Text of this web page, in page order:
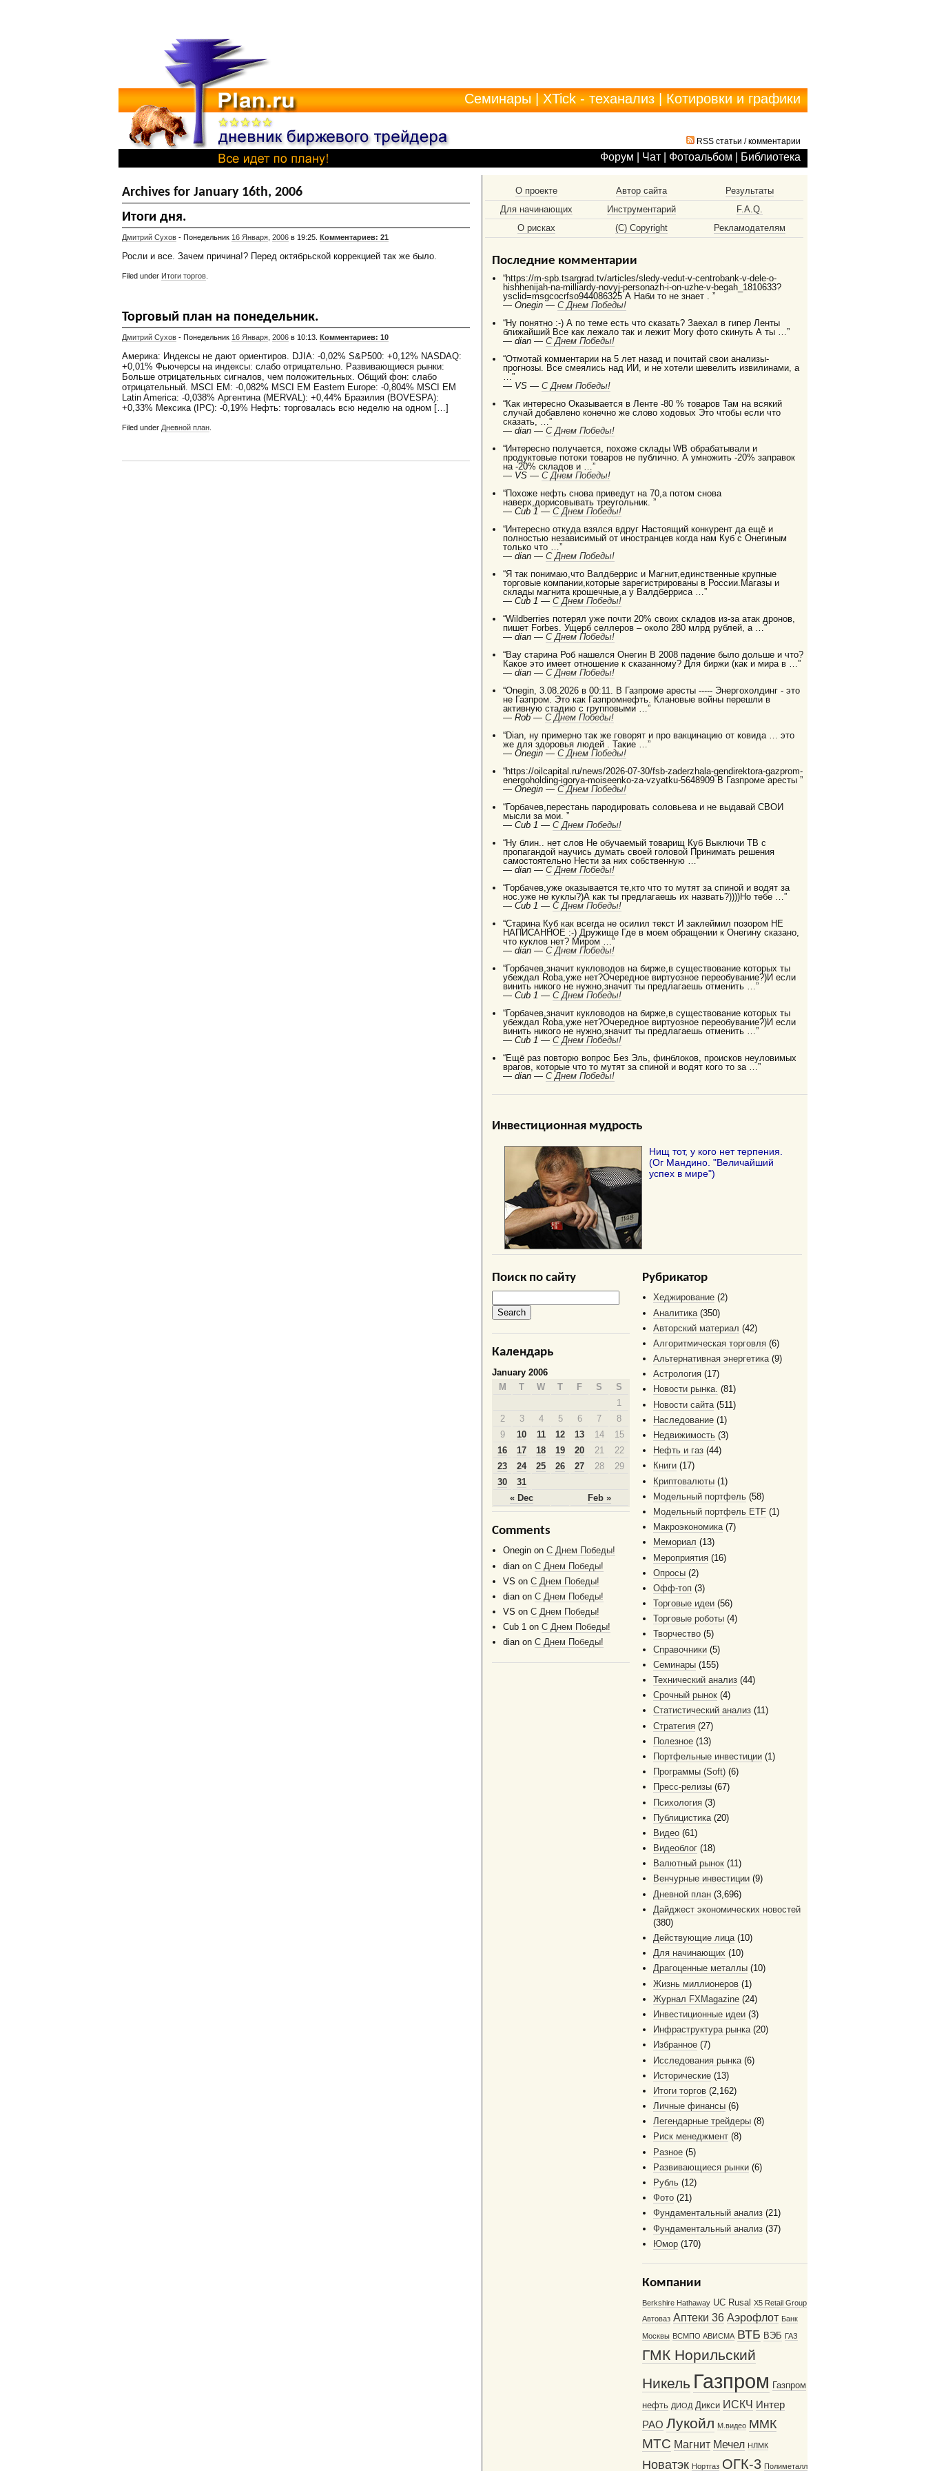
Семинары XTick - теханализ Котировки и графики
RSS статьи /комментарии
Форум Чат Фотоальбом Библиотека
Archives for January 16th, 2006
Итоги дня.
Дмитрий Сухов - Понедельник 16 Января 2006 в 19:25. Комментариев: 21
Росли и все. Зачем причина!? Перед октябрьской коррекцией так же было.
Filed under Итоги торгов
Торговый план на понедельник.
Дмитрий Сухов - Понедельник 16 Января 2006 в 10:13. Комментариев: 10
Америка: Индексы не дают ориентиров. DJIA: -0,02% S&P500: +0,12% NASDAQ:
+0,01% Фьючерсы на индексы: слабо отрицательно. Развивающиеся рынки:
Больше отрицательных сигналов, чем положительных. Общий фон: слабо
отрицательный. MSCI EM: -0,082% MSCI EM Eastern Europe: -0,804% MSCI EM
Latin America: -0,038% Аргентина (MERVAL): +0,44% Бразилия (BOVESPA):
+0,33% Мексика (IPC): -0,19% Нефть: торговалась всю неделю на одном […]
Filed under Дневной план
О проекте Автор сайта
Результаты
Для начинающих
Инструментарий
F.A.Q.
О рисках
(С) Copyright Рекламодателям
Последние комментарии
“https://m-spb.tsargrad.tv/articles/sledy-vedut-v-centrobank-v-dele-o-
hishhenijah-na-milliardy-novyj-personazh-i-on-uzhe-v-begah_1810633?
ysclid=msgcocrfso944086325 А Наби то не знает . ”
—Onegin —C Днем Победы!
“Ну понятно :-) А по теме есть что сказать? Заехал в гипер Ленты
ближайший Все как лежало так и лежит Могу фото скинуть А ты …”
—dian —C Днем Победы!
“Отмотай комментарии на 5 лет назад и почитай свои анализы-
прогнозы. Все смеялись над ИИ, и не хотели шевелить извилинами, а
…”
— VS —C Днем Победы!
“Как интересно Оказывается в Ленте -80 % товаров Там на всякий
случай добавлено конечно же слово ходовых Это чтобы если что
сказать, …”
—dian —C Днем Победы!
“Интересно получается, похоже склады WB обрабатывали и
продуктовые потоки товаров не публично. А умножить -20% заправок
на -20% складов и …”
— VS —C Днем Победы!
“Похоже нефть снова приведут на 70,а потом снова
наверх,дорисовывать треугольник. ”
—Cub 1 —C Днем Победы!
“Интересно откуда взялся вдруг Настоящий конкурент да ещё и
полностью независимый от иностранцев когда нам Куб с Онегиным
только что …”
—dian —C Днем Победы!
“Я так понимаю,что Валдберрис и Магнит,единственные крупные
торговые компании,которые зарегистрированы в России.Магазы и
склады магнита крошечные,а у Валдберриса …”
—Cub 1 —C Днем Победы!
“Wildberries потерял уже почти 20% своих складов из-за атак дронов,
пишет Forbes. Ущерб селлеров – около 280 млрд рублей, а …”
—dian —C Днем Победы!
“Вау старина Роб нашелся Онегин В 2008 падение было дольше и что?
Какое это имеет отношение к сказанному? Для биржи (как и мира в …”
—dian —C Днем Победы!
“Onegin, 3.08.2026 в 00:11. В Газпроме аресты ----- Энергохолдинг - это
не Газпром. Это как Газпромнефть. Клановые войны перешли в
активную стадию с групповыми …”
—Rob —C Днем Победы!
“Dian, ну примерно так же говорят и про вакцинацию от ковида … это
же для здоровья людей . Такие …”
—Onegin —C Днем Победы!
“https://oilcapital.ru/news/2026-07-30/fsb-zaderzhala-gendirektora-gazprom-
energoholding-igorya-moiseenko-za-vzyatku-5648909 В Газпроме аресты ”
—Onegin —C Днем Победы!
“Горбачев,перестань пародировать соловьева и не выдавай СВОИ
мысли за мои. ”
—Cub 1 —C Днем Победы!
“Ну блин.. нет слов Не обучаемый товарищ Куб Выключи ТВ с
пропагандой научись думать своей головой Принимать решения
самостоятельно Нести за них собственную …”
—dian —C Днем Победы!
“Горбачев,уже оказывается те,кто что то мутят за спиной и водят за
нос.уже не куклы?)А как ты предлагаешь их назвать?))))Но тебе …”
—Cub 1 —C Днем Победы!
“Старина Куб как всегда не осилил текст И заклеймил позором НЕ
НАПИСАННОЕ :-) Дружище Где в моем обращении к Онегину сказано,
что куклов нет? Миром …”
—dian —C Днем Победы!
“Горбачев,значит кукловодов на бирже,в существование которых ты
убеждал Robа,уже нет?Очередное виртуозное переобувание?)И если
винить никого не нужно,значит ты предлагаешь отменить …”
—Cub 1 —C Днем Победы!
“Горбачев,значит кукловодов на бирже,в существование которых ты
убеждал Robа,уже нет?Очередное виртуозное переобувание?)И если
винить никого не нужно,значит ты предлагаешь отменить …”
—Cub 1 —C Днем Победы!
“Ещё раз повторю вопрос Без Эль, финблоков, происков неуловимых
врагов, которые что то мутят за спиной и водят кого то за …”
—dian —C Днем Победы!
Инвестиционная мудрость
Нищ тот, у кого нет терпения.
(Ог Мандино. "Величайший
успех в мире")
Поиск по сайту
Календарь
January 2006
M
T W T F S S
« Dec Feb »
1
2
3 4 5 6 7
8
9
10 11 12 13 14
15
16
17 18 19 20 21
22
23
24 25 26 27 28
29
30
31
Comments
Onegin on C Днем Победы!
dian on C Днем Победы!
VS on C Днем Победы!
dian on C Днем Победы!
VS on C Днем Победы!
Cub 1 on C Днем Победы!
dian on C Днем Победы!
Рубрикатор
Хеджирование (2)
Аналитика (350)
Авторский материал (42)
Алгоритмическая торговля (6)
Альтернативная энергетика(9)
Астрология (17)
Новости рынка. (81)
Новости сайта (511)
Наследование (1)
Недвижимость (3)
Нефть и газ (44)
Книги (17)
Криптовалюты (1)
Модельный портфель (58)
Модельный портфель ETF (1)
Макроэкономика(7)
Мемориал (13)
Мероприятия (16)
Опросы (2)
Офф-топ (3)
Торговые идеи (56)
Торговые роботы (4)
Творчество (5)
Справочники (5)
Семинары (155)
Технический анализ (44)
Срочный рынок (4)
Статистический анализ (11)
Стратегия (27)
Полезное (13)
Портфельные инвестиции (1)
Программы (Soft) (6)
Пресс-релизы (67)
Психология (3)
Публицистика (20)
Видео (61)
Видеоблог (18)
Валютный рынок (11)
Венчурные инвестиции (9)
Дневной план (3,696)
Дайджест экономических новостей
(380)
Действующие лица(10)
Для начинающих (10)
Драгоценные металлы (10)
Жизнь миллионеров (1)
Журнал FXMagazine (24)
Инвестиционные идеи (3)
Инфраструктура рынка(20)
Избранное (7)
Исследования рынка (6)
Исторические (13)
Итоги торгов (2,162)
Личные финансы (6)
Легендарные трейдеры (8)
Риск менеджмент (8)
Разное (5)
Развивающиеся рынки (6)
Рубль (12)
Фото (21)
Фундаментальный анализ (21)
Фундаментальный анализ (37)
Юмор (170)
Компании
Berkshire Hathaway UC Rusal X5 Retail Group
Автоваз Аптеки 36 Аэрофлот Банк
Москвы ВСМПО АВИСМА ВТБ ВЭБ ГАЗ
ГМК Норильский
Никель Газпром Газпром
нефть ДИОД Дикси ИСКЧ Интер
РАО Лукойл М.видео ММК
МТС Магнит Мечел НЛМК
Новатэк Нортгаз ОГК-3 Полиметалл